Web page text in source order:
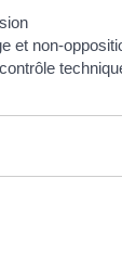
et non-